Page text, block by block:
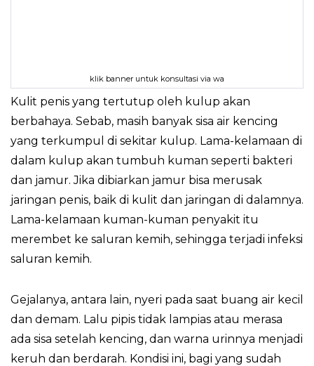
klik banner untuk konsultasi via wa
Kulit penis yang tertutup oleh kulup akan
berbahaya. Sebab, masih banyak sisa air kencing
yang terkumpul di sekitar kulup. Lama-kelamaan di
dalam kulup akan tumbuh kuman seperti bakteri
dan jamur. Jika dibiarkan jamur bisa merusak
jaringan penis, baik di kulit dan jaringan di dalamnya.
Lama-kelamaan kuman-kuman penyakit itu
merembet ke saluran kemih, sehingga terjadi infeksi
saluran kemih.
Gejalanya, antara lain, nyeri pada saat buang air kecil
dan demam. Lalu pipis tidak lampias atau merasa
ada sisa setelah kencing, dan warna urinnya menjadi
keruh dan berdarah. Kondisi ini, bagi yang sudah